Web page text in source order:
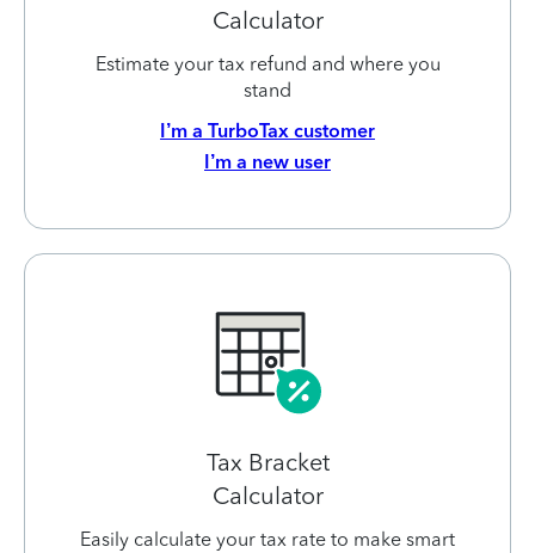
Calculator
Estimate your tax refund and where you
stand
I’m a TurboTax customer
I’m a new user
Tax Bracket
Calculator
Easily calculate your tax rate to make smart